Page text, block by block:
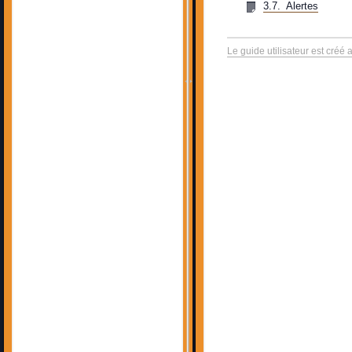
3.7.  Alertes
Le guide utilisateur est créé